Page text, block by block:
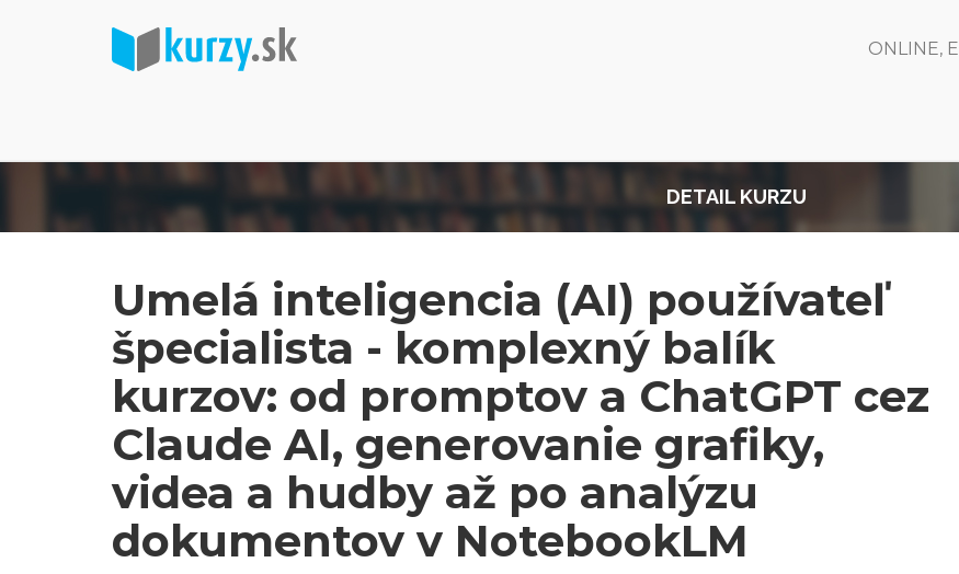
ONLINE,
DETAIL KURZU
Umelá inteligencia (AI) používateľ
špecialista - komplexný balík
kurzov: od promptov a ChatGPT cez
Claude AI, generovanie grafiky,
videa a hudby až po analýzu
dokumentov v NotebookLM